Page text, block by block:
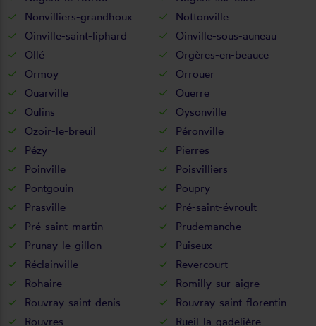
Nonvilliers-grandhoux
Nottonville
Oinville-saint-liphard
Oinville-sous-auneau
Ollé
Orgères-en-beauce
Ormoy
Orrouer
Ouarville
Ouerre
Oulins
Oysonville
Ozoir-le-breuil
Péronville
Pézy
Pierres
Poinville
Poisvilliers
Pontgouin
Poupry
Prasville
Pré-saint-évroult
Pré-saint-martin
Prudemanche
Prunay-le-gillon
Puiseux
Réclainville
Revercourt
Rohaire
Romilly-sur-aigre
Rouvray-saint-denis
Rouvray-saint-florentin
Rouvres
Rueil-la-gadelière